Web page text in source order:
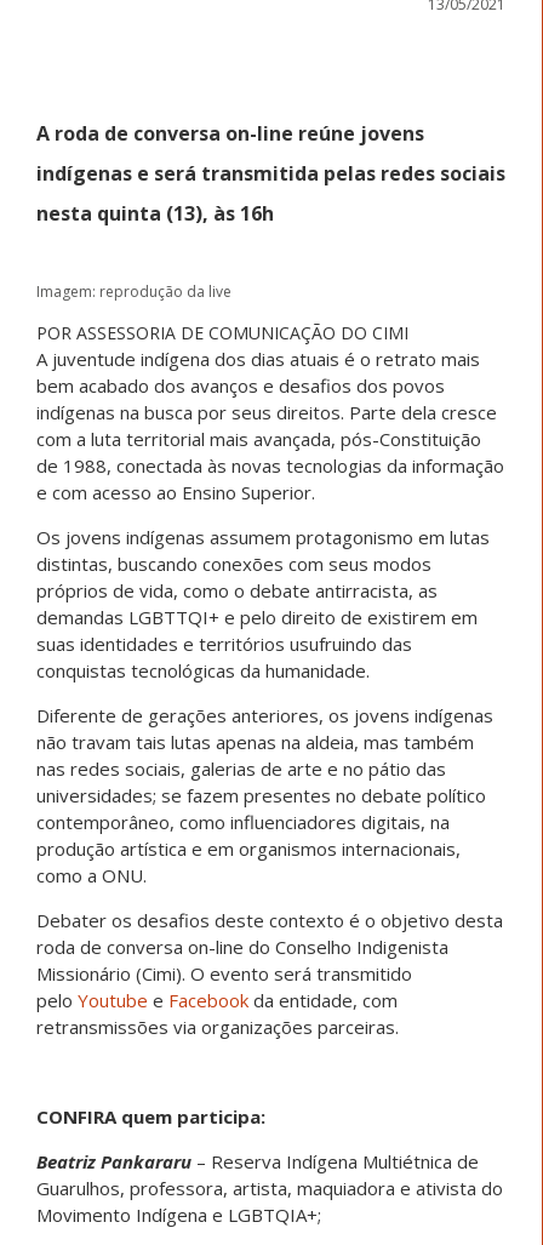
A roda de conversa on-line reúne jovens
indígenas e será transmitida pelas redes sociais
nesta quinta (13), às 16h
Imagem: reprodução da live
POR ASSESSORIA DE COMUNICAÇÃO DO CIMI
A juventude indígena dos dias atuais é o retrato mais
bem acabado dos avanços e desafios dos povos
indígenas na busca por seus direitos. Parte dela cresce
com a luta territorial mais avançada, pós-Constituição
de 1988, conectada às novas tecnologias da informação
e com acesso ao Ensino Superior.
Os jovens indígenas assumem protagonismo em lutas
distintas, buscando conexões com seus modos
próprios de vida, como o debate antirracista, as
demandas LGBTTQI+ e pelo direito de existirem em
suas identidades e territórios usufruindo das
conquistas tecnológicas da humanidade.
Diferente de gerações anteriores, os jovens indígenas
não travam tais lutas apenas na aldeia, mas também
nas redes sociais, galerias de arte e no pátio das
universidades; se fazem presentes no debate político
contemporâneo, como influenciadores digitais, na
produção artística e em organismos internacionais,
como a ONU.
Debater os desafios deste contexto é o objetivo desta
roda de conversa on-line do Conselho Indigenista
Missionário (Cimi). O evento será transmitido
pelo Youtube e Facebook da entidade, com
retransmissões via organizações parceiras.
CONFIRA quem participa:
Beatriz Pankararu – Reserva Indígena Multiétnica de
Guarulhos, professora, artista, maquiadora e ativista do
Movimento Indígena e LGBTQIA+;